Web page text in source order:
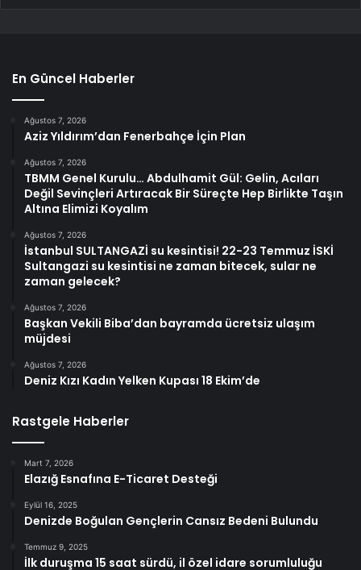
En Güncel Haberler
Ağustos 7, 2026
Aziz Yıldırım’dan Fenerbahçe İçin Plan
Ağustos 7, 2026
TBMM Genel Kurulu… Abdulhamit Gül: Gelin, Acıları
Değil Sevinçleri Artıracak Bir Süreçte Hep Birlikte Taşın
Altına Elimizi Koyalım
Ağustos 7, 2026
İstanbul SULTANGAZİ su kesintisi! 22-23 Temmuz İSKİ
Sultangazi su kesintisi ne zaman bitecek, sular ne
zaman gelecek?
Ağustos 7, 2026
Başkan Vekili Biba’dan bayramda ücretsiz ulaşım
müjdesi
Ağustos 7, 2026
Deniz Kızı Kadın Yelken Kupası 18 Ekim’de
Rastgele Haberler
Mart 7, 2026
Elazığ Esnafına E-Ticaret Desteği
Eylül 16, 2025
Denizde Boğulan Gençlerin Cansız Bedeni Bulundu
Temmuz 9, 2025
İlk duruşma 15 saat sürdü, il özel idare sorumluluğu